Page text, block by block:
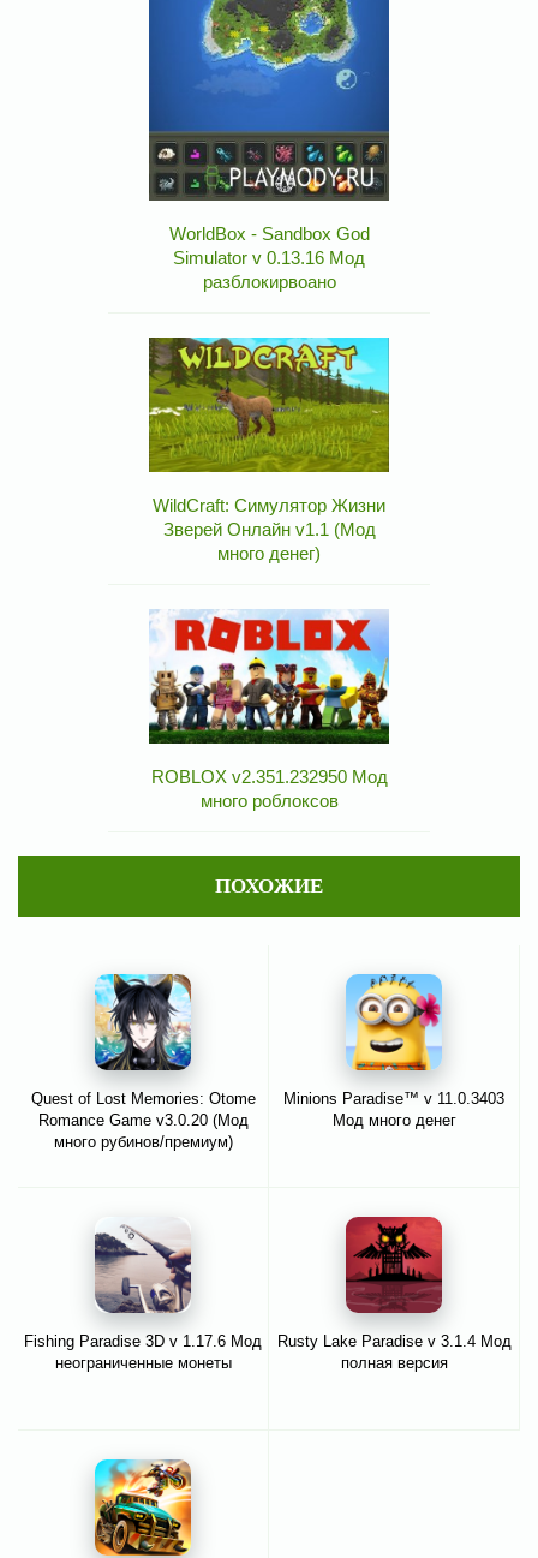
WorldBox - Sandbox God
Simulator v 0.13.16 Мод
разблокирвоано
WildCraft: Симулятор Жизни
Зверей Онлайн v1.1 (Мод
много денег)
ROBLOX v2.351.232950 Мод
много роблоксов
ПОХОЖИЕ
Quest of Lost Memories: Otome
Romance Game v3.0.20 (Мод
много рубинов/премиум)
Minions Paradise™ v 11.0.3403
Мод много денег
Fishing Paradise 3D v 1.17.6 Мод
неограниченные монеты
Rusty Lake Paradise v 3.1.4 Мод
полная версия